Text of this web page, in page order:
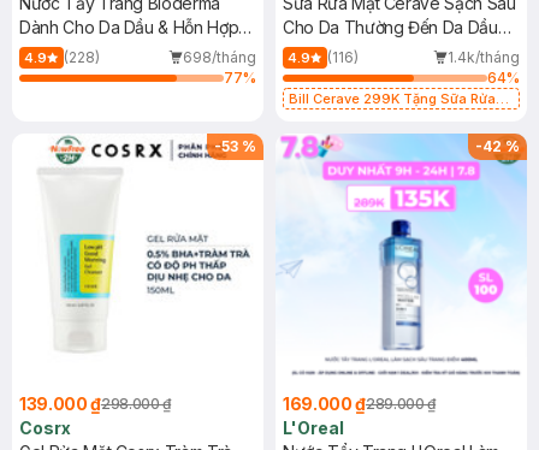
Dành Cho Da Dầu & Hỗn Hợp
500ml
4.9 (228)
698/tháng
77%
Cho Da Thường Đến Da Dầu
473ml
4.9 (116)
1.4k/tháng
64%
Bill Cerave 299K Tặng Sữa Rửa
-53 %
139.000 ₫298.000 ₫
Cosrx
-42%
169.000 ₫289.000 ₫
L'Oreal